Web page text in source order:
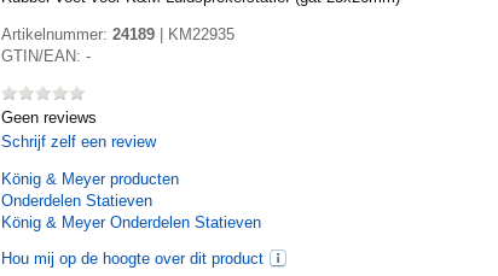
Artikelnummer: 24189
KM22935
GTIN/EAN: -
Geen reviews
Schrijf zelf een review
König & Meyerproducten
Onderdelen Statieven
König & Meyer Onderdelen Statieven
Hou mij op de hoogte over dit product